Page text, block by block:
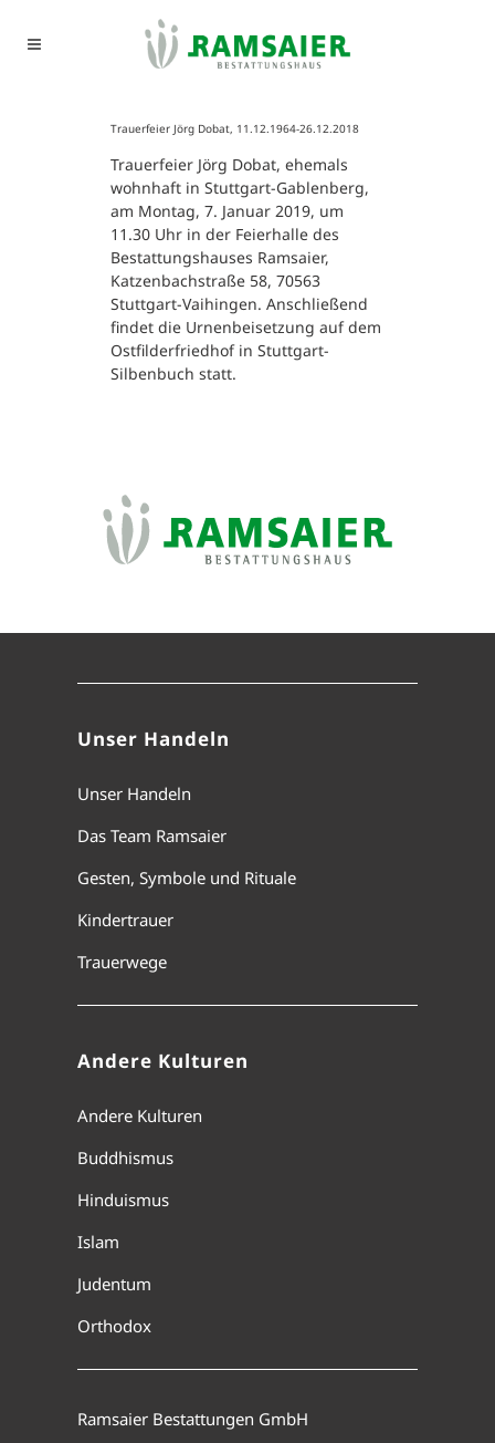
Trauerfeier Jörg Dobat, 11.12.1964-26.12.2018
Trauerfeier Jörg Dobat, ehemals
wohnhaft in Stuttgart-Gablenberg,
am Montag, 7. Januar 2019, um
11.30 Uhr in der Feierhalle des
Bestattungshauses Ramsaier,
Katzenbachstraße 58, 70563
Stuttgart-Vaihingen. Anschließend
findet die Urnenbeisetzung auf dem
Ostfilderfriedhof in Stuttgart-
Silbenbuch statt.
Unser Handeln
Unser Handeln
Das Team Ramsaier
Gesten, Symbole und Rituale
Kindertrauer
Trauerwege
Andere Kulturen
Andere Kulturen
Buddhismus
Hinduismus
Islam
Judentum
Orthodox
Ramsaier Bestattungen GmbH